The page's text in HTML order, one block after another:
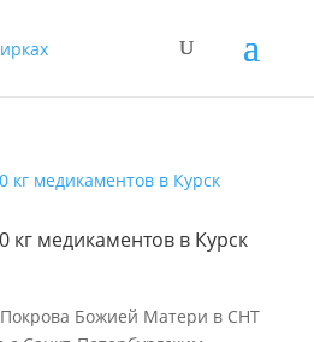
кг медикаментов в Курск
Божией Матери в СНТ